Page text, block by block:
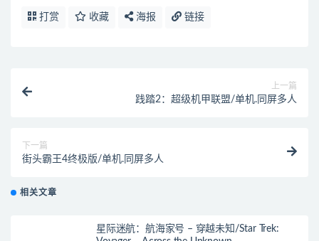
打赏 收藏 海报 链接
上一篇
践踏2：超级机甲联盟/单机.同屏多人
下一篇
街头霸王4终极版/单机.同屏多人
相关文章
星际迷航：航海家号 – 穿越未知/Star Trek: